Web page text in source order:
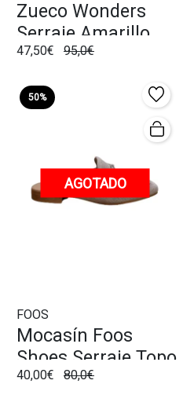
Zueco Wonders
Serraje Amarillo
47,50€ 95,0€
50%
AGOTADO
FOOS
Mocasín Foos
Shoes Serraje Topo
40,00€ 80,0€